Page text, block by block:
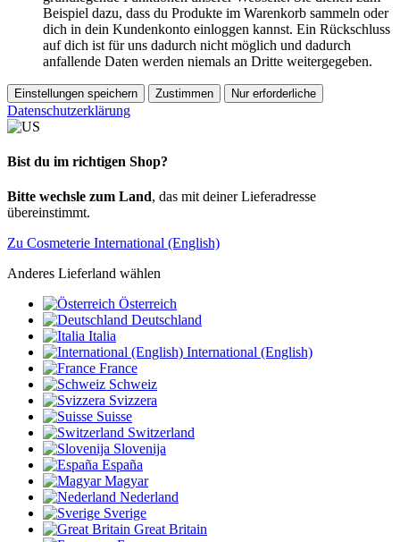
Beispiel dazu, dass du Produkte im Warenkorb sammeln oder
dich in dein Kundenkonto einloggen kannst. Ein Rückschluss
auf dich ist für uns dadurch nicht möglich und dadurch
anfallende Daten werden niemals an Dritte weitergegeben.
Einstellungen speichern Zustimmen Nur erforderliche
Datenschutzerklärung
Bist du im richtigen Shop?
Bitte wechsle zum Land, das mit deiner Lieferadresse
übereinstimmt.
Zu Cosmeterie International (English)
Anderes Lieferland wählen
Österreich
Deutschland
Italia
International (English)
France
Schweiz
Svizzera
Suisse
Switzerland
Slovenija
España
Magyar
Nederland
Sverige
Great Britain